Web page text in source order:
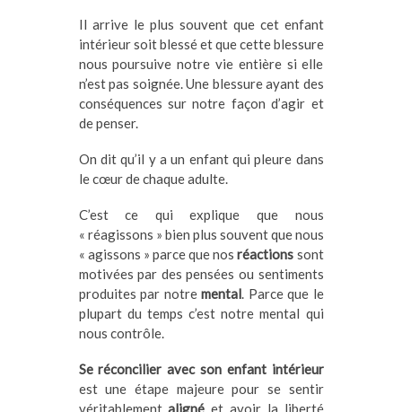
Il arrive le plus souvent que cet enfant
intérieur soit blessé et que cette blessure
nous poursuive notre vie entière si elle
n’est pas soignée. Une blessure ayant des
conséquences sur notre façon d’agir et
de penser.
On dit qu’il y a un enfant qui pleure dans
le cœur de chaque adulte.
C’est ce qui explique que nous
« réagissons » bien plus souvent que nous
« agissons » parce que nosréactions sont
motivées par des pensées ou sentiments
produites par notre mental . Parce que le
plupart du temps c’est notre mental qui
nous contrôle.
Se réconcilier avec son enfant intérieur
est une étape majeure pour se sentir
véritablementaligné et avoir la liberté